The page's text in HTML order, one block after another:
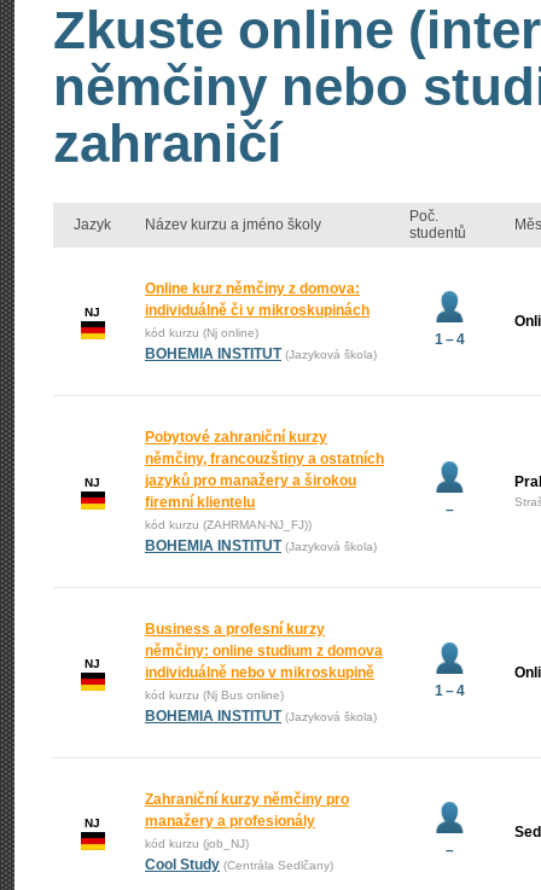
Zkuste online
němčiny nebo
zahraničí
Jazyk Název kurzu a jméno školy
Poč.
studentů
NJ
Online kurz němčiny z domova:
individuálně či v mikroskupinách
kód kurzu (Nj online)
BOHEMIA INSTITUT (Jazyková škola)
1 – 4
NJ
Pobytové zahraniční kurzy
němčiny, francouzštiny a ostatních
jazyků pro manažery a širokou
firemní klientelu
kód kurzu (ZAHRMAN-NJ_FJ))
BOHEMIA INSTITUT (Jazyková škola)
–
NJ
Business a profesní kurzy
němčiny: online studium z domova
individuálně nebo v mikroskupině
kód kurzu (Nj Bus online)
BOHEMIA INSTITUT (Jazyková škola)
1 – 4
NJ
Zahraniční kurzy němčiny pro
manažery a profesionály
kód kurzu (job_NJ)
Cool Study (Centrála Sedlčany)
–